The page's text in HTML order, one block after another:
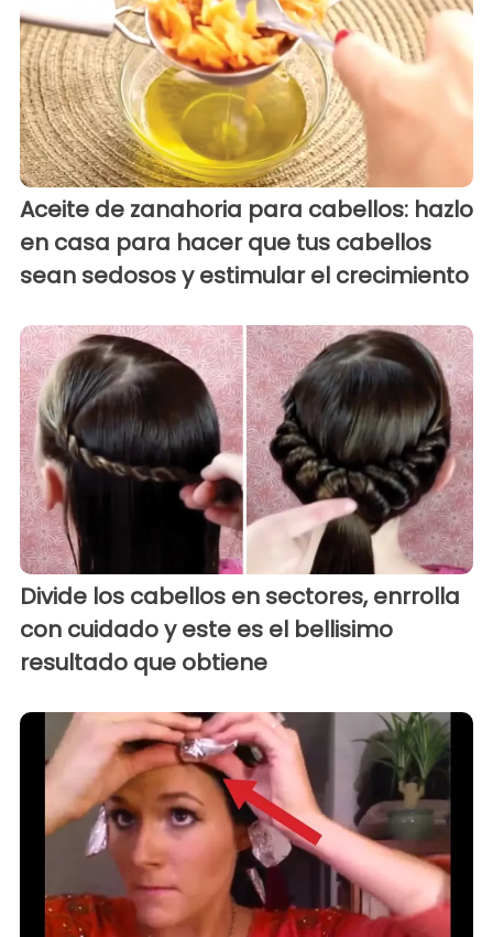
Aceite de zanahoria para cabellos: hazlo
en casa para hacer que tus cabellos
sean sedosos y estimular el crecimiento
Divide los cabellos en sectores, enrrolla
con cuidado y este es el bellisimo
resultado que obtiene